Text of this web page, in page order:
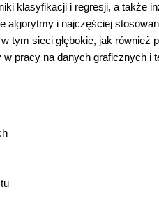
klasyfikacji i regresji, a także
algorytmy i najczęściej
tym sieci głębokie, jak również
pracy na danych graficznych i